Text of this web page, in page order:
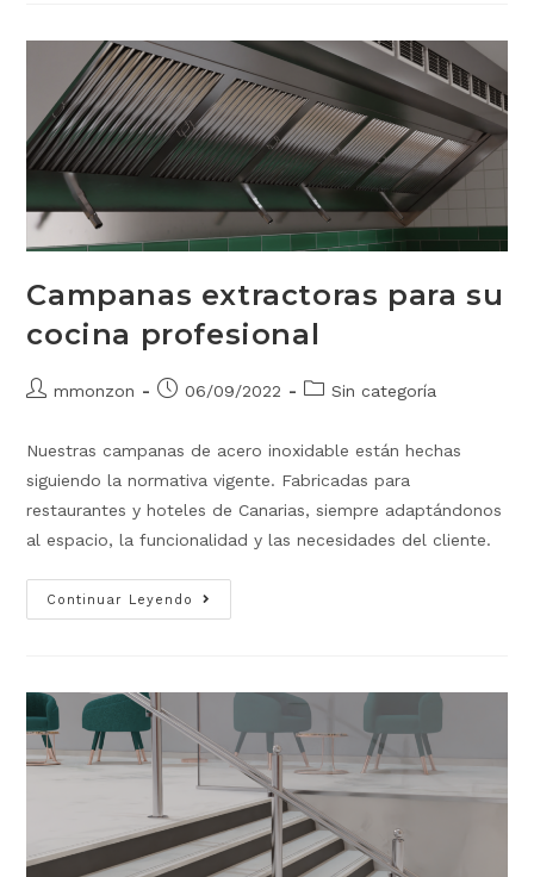
Campanas extractoras para su
cocina profesional
mmonzon 06/09/2022 Sin categoría
Nuestras campanas de acero inoxidable están hechas
siguiendo la normativa vigente. Fabricadas para
restaurantes y hoteles de Canarias, siempre adaptándonos
al espacio, la funcionalidad y las necesidades del cliente.
Continuar Leyendo